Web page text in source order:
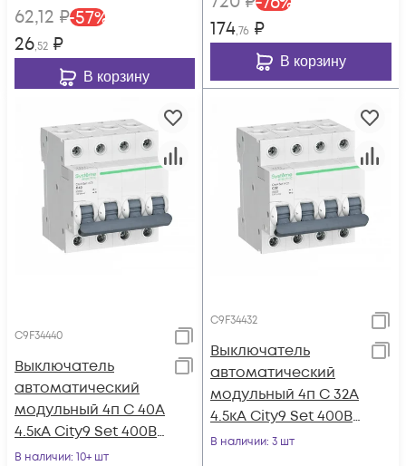
62,12 ₽-57%
26,52 ₽
В корзину
174,76 ₽
В корзину
C9F34440
Выключатель
автоматический
модульный 4п C 40А
4.5кА City9 Set 400В
SE C9F34440
В наличии: 10+ шт
C9F34432
Выключатель
автоматический
модульный 4п C 32А
4.5кА City9 Set 400В
SE C9F34432
В наличии: 3 шт